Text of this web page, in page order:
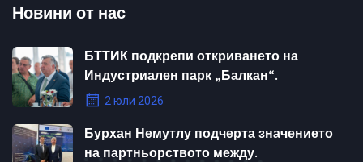
Новини от нас
БТТИК подкрепи откриването на
Индустриален парк „Балкан“.
2 юли 2026
Бурхан Немутлу подчерта значението
на партньорството между.